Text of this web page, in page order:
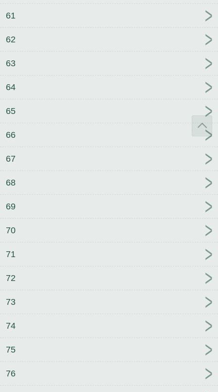
61
62
63
64
65
66
67
68
69
70
71
72
73
74
75
76